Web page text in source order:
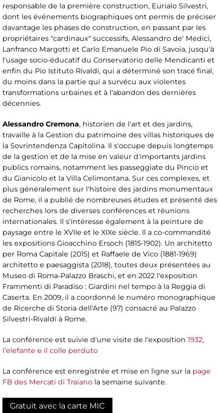
responsable de la première construction, Eurialo Silvestri,
dont les événements biographiques ont permis de préciser
davantage les phases de construction, en passant par les
propriétaires "cardinaux" successifs, Alessandro de' Medici,
Lanfranco Margotti et Carlo Emanuele Pio di Savoia, jusqu'à
l'usage socio-éducatif du Conservatorio delle Mendicanti et
enfin du Pio Istituto Rivaldi, qui a déterminé son tracé final,
du moins dans la partie qui a survécu aux violentes
transformations urbaines et à l'abandon des dernières
décennies.
Alessandro Cremona, historien de l'art et des jardins,
travaille à la Gestion du patrimoine des villas historiques de
la Sovrintendenza Capitolina. Il s'occupe depuis longtemps
de la gestion et de la mise en valeur d'importants jardins
publics romains, notamment les passeggiate du Pincio et
du Gianicolo et la Villa Celimontana. Sur ces complexes, et
plus généralement sur l'histoire des jardins monumentaux
de Rome, il a publié de nombreuses études et présenté des
recherches lors de diverses conférences et réunions
internationales. Il s'intéresse également à la peinture de
paysage entre le XVIIe et le XIXe siècle. Il a co-commandité
les expositions Gioacchino Ersoch (1815-1902). Un architetto
per Roma Capitale (2015) et Raffaele de Vico (1881-1969)
architetto e paesaggista (2018), toutes deux présentées au
Museo di Roma-Palazzo Braschi, et en 2022 l'exposition
Frammenti di Paradiso : Giardini nel tempo à la Reggia di
Caserta. En 2009, il a coordonné le numéro monographique
de Ricerche di Storia dell'Arte (97) consacré au Palazzo
Silvestri-Rivaldi à Rome.
La conférence est suivie d'une visite de l'exposition 1932,
l’elefante e il colle perduto
La conférence est enregistrée et mise en ligne sur la page
FB des Mercati di Traiano la semaine suivante.
Gratuit avec la carte MIC